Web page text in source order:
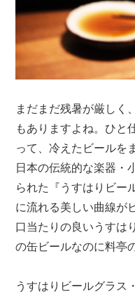
まだまだ残暑が厳しく
もありますよね。ひと
って、冷えたビールを
日本の伝統的な楽器・
られた『うすはりビー
に流れる美しい曲線が
口当たりの良いうすは
の缶ビールなのに料亭
うすはりビールグラス